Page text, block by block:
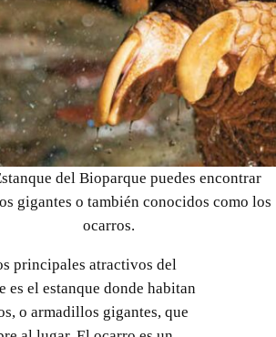
del Bioparque puedes encontrar
gigantes o también conocidos como los
ocarros.
principales atractivos del
es el estanque donde habitan
o armadillos gigantes, que